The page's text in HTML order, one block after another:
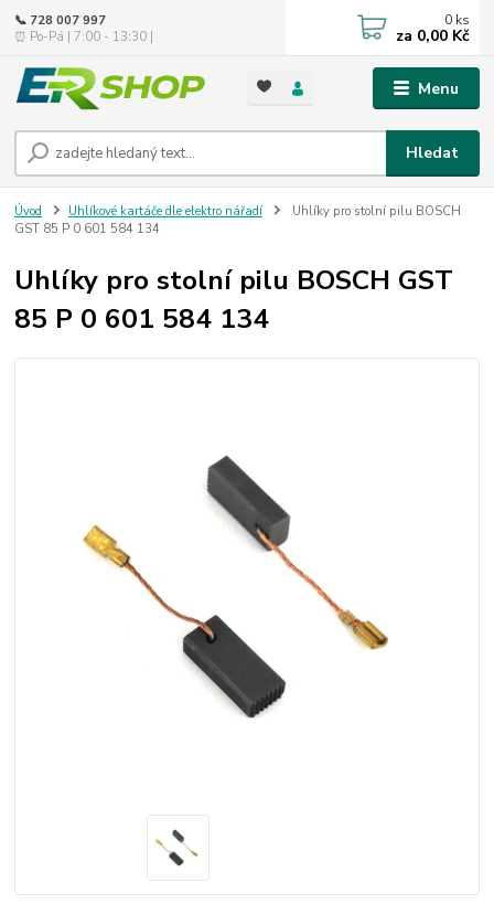
Menu
Hledat
📞 728 007 997
⏰ Po-Pá | 7:00 - 13:30 |
0 ks
za 0,00 Kč
Úvod Uhlíkové kartáče dle elektro nářadí
Uhlíky pro stolní pilu BOSCH
GST 85 P 0 601 584 134
Uhlíky pro stolní pilu BOSCH GST
85 P 0 601 584 134